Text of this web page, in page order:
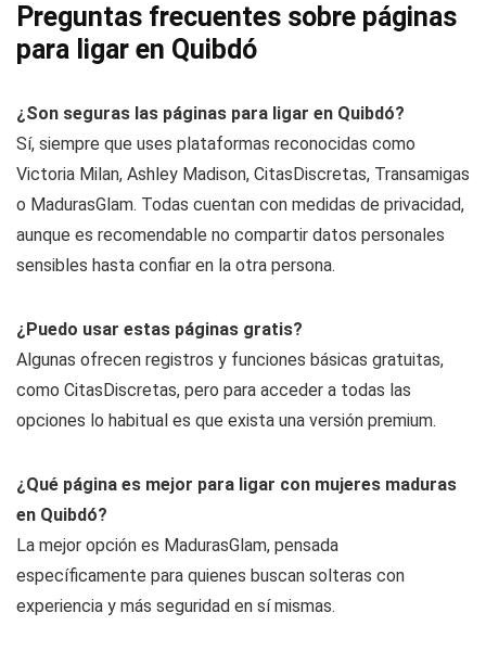
Preguntas frecuentes sobre páginas
para ligar en Quibdó
¿Son seguras las páginas para ligar en Quibdó?
Sí, siempre que uses plataformas reconocidas como
Victoria Milan, Ashley Madison, CitasDiscretas, Transamigas
o MadurasGlam. Todas cuentan con medidas de privacidad,
aunque es recomendable no compartir datos personales
sensibles hasta confiar en la otra persona.
¿Puedo usar estas páginas gratis?
Algunas ofrecen registros y funciones básicas gratuitas,
como CitasDiscretas, pero para acceder a todas las
opciones lo habitual es que exista una versión premium.
¿Qué página es mejor para ligar con mujeres maduras
en Quibdó?
La mejor opción es MadurasGlam, pensada
específicamente para quienes buscan solteras con
experiencia y más seguridad en sí mismas.